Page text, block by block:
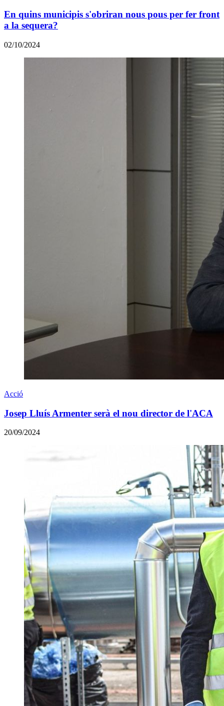
En quins municipis s'obriran nous pous per fer front
a la sequera?
02/10/2024
Acció
Josep Lluís Armenter serà el nou director de l'ACA
20/09/2024